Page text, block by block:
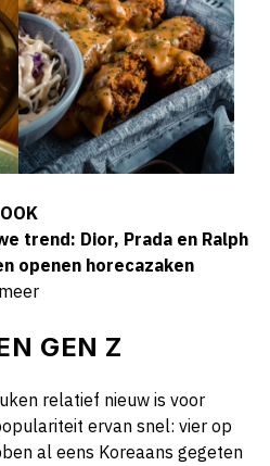
trend: Dior, Prada en Ralph
openen horecazaken
GEN Z
relatief nieuw is voor
ervan snel: vier op
al eens Koreaans gegeten